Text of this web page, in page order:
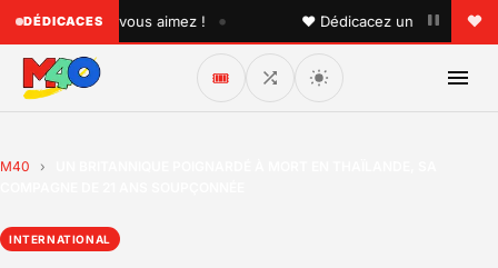
DÉDICACESque vous aimez ! • ♥ Dédicacez un titre à vos
🎟️
M40 ›
INTERNATIONAL